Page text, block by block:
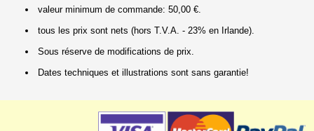
valeur minimum de commande: 50,00 €.
tous les prix sont nets (hors T.V.A. - 23% en Irlande).
Sous réserve de modifications de prix.
Dates techniques et illustrations sont sans garantie!